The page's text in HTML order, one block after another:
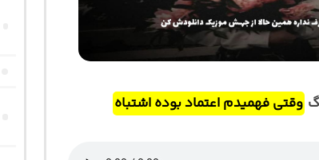
وقتی فهمیدم اعتماد بوده اشتباه